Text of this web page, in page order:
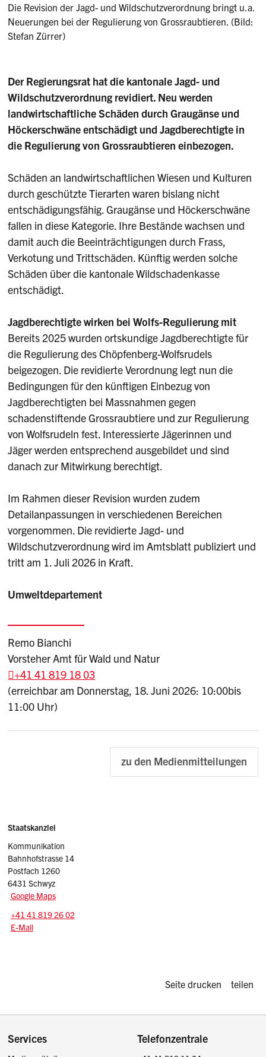
Die Revision der Jagd- und Wildschutzverordnung bringt u.a.
Neuerungen bei der Regulierung von Grossraubtieren. (Bild:
Stefan Zürrer)
Der Regierungsrat hat die kantonale Jagd- und
Wildschutzverordnung revidiert. Neu werden
landwirtschaftliche Schäden durch Graugänse und
Höckerschwäne entschädigt und Jagdberechtigte in
die Regulierung von Grossraubtieren einbezogen.
Schäden an landwirtschaftlichen Wiesen und Kulturen
durch geschützte Tierarten waren bislang nicht
entschädigungsfähig. Graugänse und Höckerschwäne
fallen in diese Kategorie. Ihre Bestände wachsen und
damit auch die Beeinträchtigungen durch Frass,
Verkotung und Trittschäden. Künftig werden solche
Schäden über die kantonale Wildschadenkasse
entschädigt.
Jagdberechtigte wirken bei Wolfs-Regulierung mit
Bereits 2025 wurden ortskundige Jagdberechtigte für
die Regulierung des Chöpfenberg-Wolfsrudels
beigezogen. Die revidierte Verordnung legt nun die
Bedingungen für den künftigen Einbezug von
Jagdberechtigten bei Massnahmen gegen
schadenstiftende Grossraubtiere und zur Regulierung
von Wolfsrudeln fest. Interessierte Jägerinnen und
Jäger werden entsprechend ausgebildet und sind
danach zur Mitwirkung berechtigt.
Im Rahmen dieser Revision wurden zudem
Detailanpassungen in verschiedenen Bereichen
vorgenommen. Die revidierte Jagd- und
Wildschutzverordnung wird im Amtsblatt publiziert und
tritt am 1. Juli 2026 in Kraft.
Umweltdepartement
Remo Bianchi
Vorsteher Amt für Wald und Natur
+41 41 819 18 03
(erreichbar am Donnerstag, 18. Juni 2026: 10:00bis
11:00 Uhr)
zu den Medienmitteilungen
Sidebar
Adresse
Staatskanzlei
Kommunikation
Bahnhofstrasse 14
Postfach 1260
6431 Schwyz
Google Maps
Tel.:
+41 41 819 26 02
E-Mail: info
E-Mail
Diese Seite
Seite drucken teilen
Footer
Services Telefonzentrale